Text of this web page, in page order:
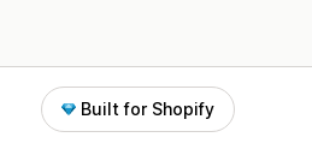
Built for Shopify